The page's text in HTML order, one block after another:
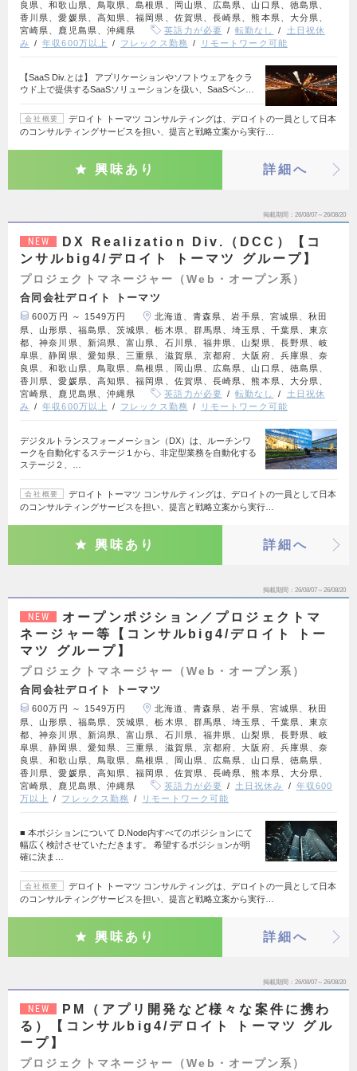
良県、和歌山県、鳥取県、島根県、岡山県、広島県、山口県、徳島県、
香川県、愛媛県、高知県、福岡県、佐賀県、長崎県、熊本県、大分県、
宮崎県、鹿児島県、沖縄県
英語力が必要 転勤なし
土日祝休
み
年収600万以上 フレックス勤務 リモートワーク可能
【SaaS Div.とは】 アプリケーションやソフトウェアをクラ
ウド上で提供するSaaSソリューションを扱い、SaaSベン…
会社概要
デロイト トーマツ コンサルティングは、デロイトの一員として日本
のコンサルティングサービスを担い、提言と戦略立案から実行…
興味あり 詳細へ
掲載期間 26/08/07～26/08/20
NEW
DX Realization Div.（DCC）【コ
ンサルbig4/デロイト トーマツ グループ】
プロジェクトマネージャー（Web・オープン系）
合同会社デロイト トーマツ
600万円 ～ 1549万円
北海道、青森県、岩手県、宮城県、秋田
県、山形県、福島県、茨城県、栃木県、群馬県、埼玉県、千葉県、東京
都、神奈川県、新潟県、富山県、石川県、福井県、山梨県、長野県、岐
阜県、静岡県、愛知県、三重県、滋賀県、京都府、大阪府、兵庫県、奈
良県、和歌山県、鳥取県、島根県、岡山県、広島県、山口県、徳島県、
香川県、愛媛県、高知県、福岡県、佐賀県、長崎県、熊本県、大分県、
宮崎県、鹿児島県、沖縄県
英語力が必要 転勤なし
土日祝休
み
年収600万以上 フレックス勤務 リモートワーク可能
デジタルトランスフォーメーション（DX）は、ルーチンワ
ークを自動化するステージ１から、非定型業務を自動化する
ステージ２、…
会社概要
デロイト トーマツ コンサルティングは、デロイトの一員として日本
のコンサルティングサービスを担い、提言と戦略立案から実行…
興味あり 詳細へ
掲載期間 26/08/07～26/08/20
NEW
オープンポジション／プロジェクトマ
ネージャー等【コンサルbig4/デロイト トー
マツ グループ】
プロジェクトマネージャー（Web・オープン系）
合同会社デロイト トーマツ
600万円 ～ 1549万円
北海道、青森県、岩手県、宮城県、秋田
県、山形県、福島県、茨城県、栃木県、群馬県、埼玉県、千葉県、東京
都、神奈川県、新潟県、富山県、石川県、福井県、山梨県、長野県、岐
阜県、静岡県、愛知県、三重県、滋賀県、京都府、大阪府、兵庫県、奈
良県、和歌山県、鳥取県、島根県、岡山県、広島県、山口県、徳島県、
香川県、愛媛県、高知県、福岡県、佐賀県、長崎県、熊本県、大分県、
宮崎県、鹿児島県、沖縄県
英語力が必要 土日祝休み
年収600
万以上
フレックス勤務 リモートワーク可能
■ 本ポジションについて D.Node内すべてのポジションにて
幅広く検討させていただきます。 希望するポジションが明
確に決ま…
会社概要
デロイト トーマツ コンサルティングは、デロイトの一員として日本
のコンサルティングサービスを担い、提言と戦略立案から実行…
興味あり 詳細へ
掲載期間 26/08/07～26/08/20
NEW
PM（アプリ開発など様々な案件に携わ
る）【コンサルbig4/デロイト トーマツ グル
ープ】
プロジェクトマネージャー（Web・オープン系）